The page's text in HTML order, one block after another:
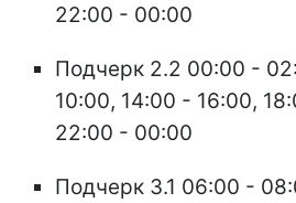
22:00 - 00:00
Подчерк 2.2 00:00 -
10:00, 14:00 - 16:00,
22:00 - 00:00
Подчерк 3.1 06:00 -